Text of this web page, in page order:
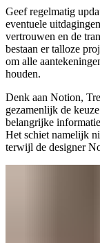
Geef regelmatig
eventuele
vertrouwen en de
bestaan er talloze
om alle
houden.
Denk aan Notion,
gezamenlijk de
belangrijke
Het schiet namelijk
terwijl de designer